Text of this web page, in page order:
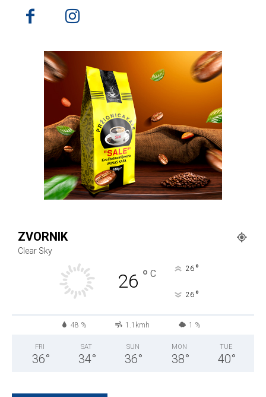
ZVORNIK
Clear Sky
26 ° C 26 °
26 °
48 % 1.1kmh 1 %
FRI
36°
SAT
34°
SUN
36°
MON
38°
TUE
40°